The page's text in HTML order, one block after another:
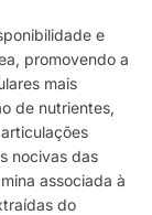
e
promovendo a
mais
de nutrientes,
nocivas das
associada à
do